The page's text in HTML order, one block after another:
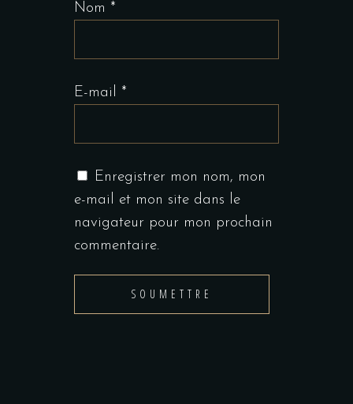
Nom *
E-mail *
Enregistrer mon nom, mon
e-mail et mon site dans le
navigateur pour mon prochain
commentaire.